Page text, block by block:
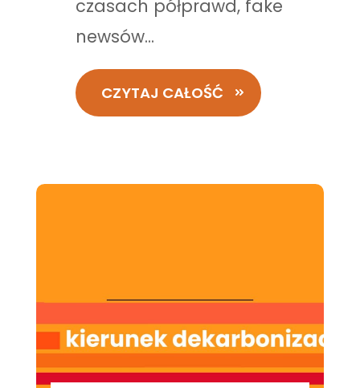
czasach półprawd, fake
newsów...
CZYTAJ CAŁOŚĆ